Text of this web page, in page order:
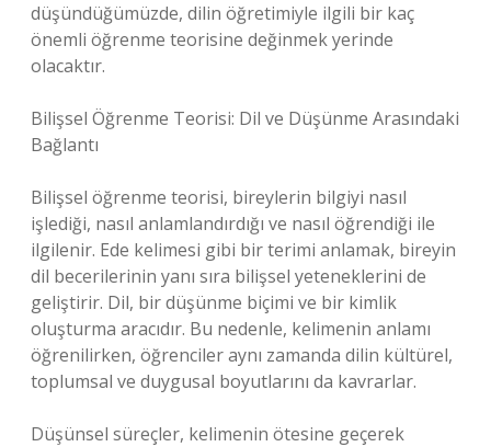
düşündüğümüzde, dilin öğretimiyle ilgili bir kaç
önemli öğrenme teorisine değinmek yerinde
olacaktır.
Bilişsel Öğrenme Teorisi: Dil ve Düşünme Arasındaki
Bağlantı
Bilişsel öğrenme teorisi, bireylerin bilgiyi nasıl
işlediği, nasıl anlamlandırdığı ve nasıl öğrendiği ile
ilgilenir. Ede kelimesi gibi bir terimi anlamak, bireyin
dil becerilerinin yanı sıra bilişsel yeteneklerini de
geliştirir. Dil, bir düşünme biçimi ve bir kimlik
oluşturma aracıdır. Bu nedenle, kelimenin anlamı
öğrenilirken, öğrenciler aynı zamanda dilin kültürel,
toplumsal ve duygusal boyutlarını da kavrarlar.
Düşünsel süreçler, kelimenin ötesine geçerek